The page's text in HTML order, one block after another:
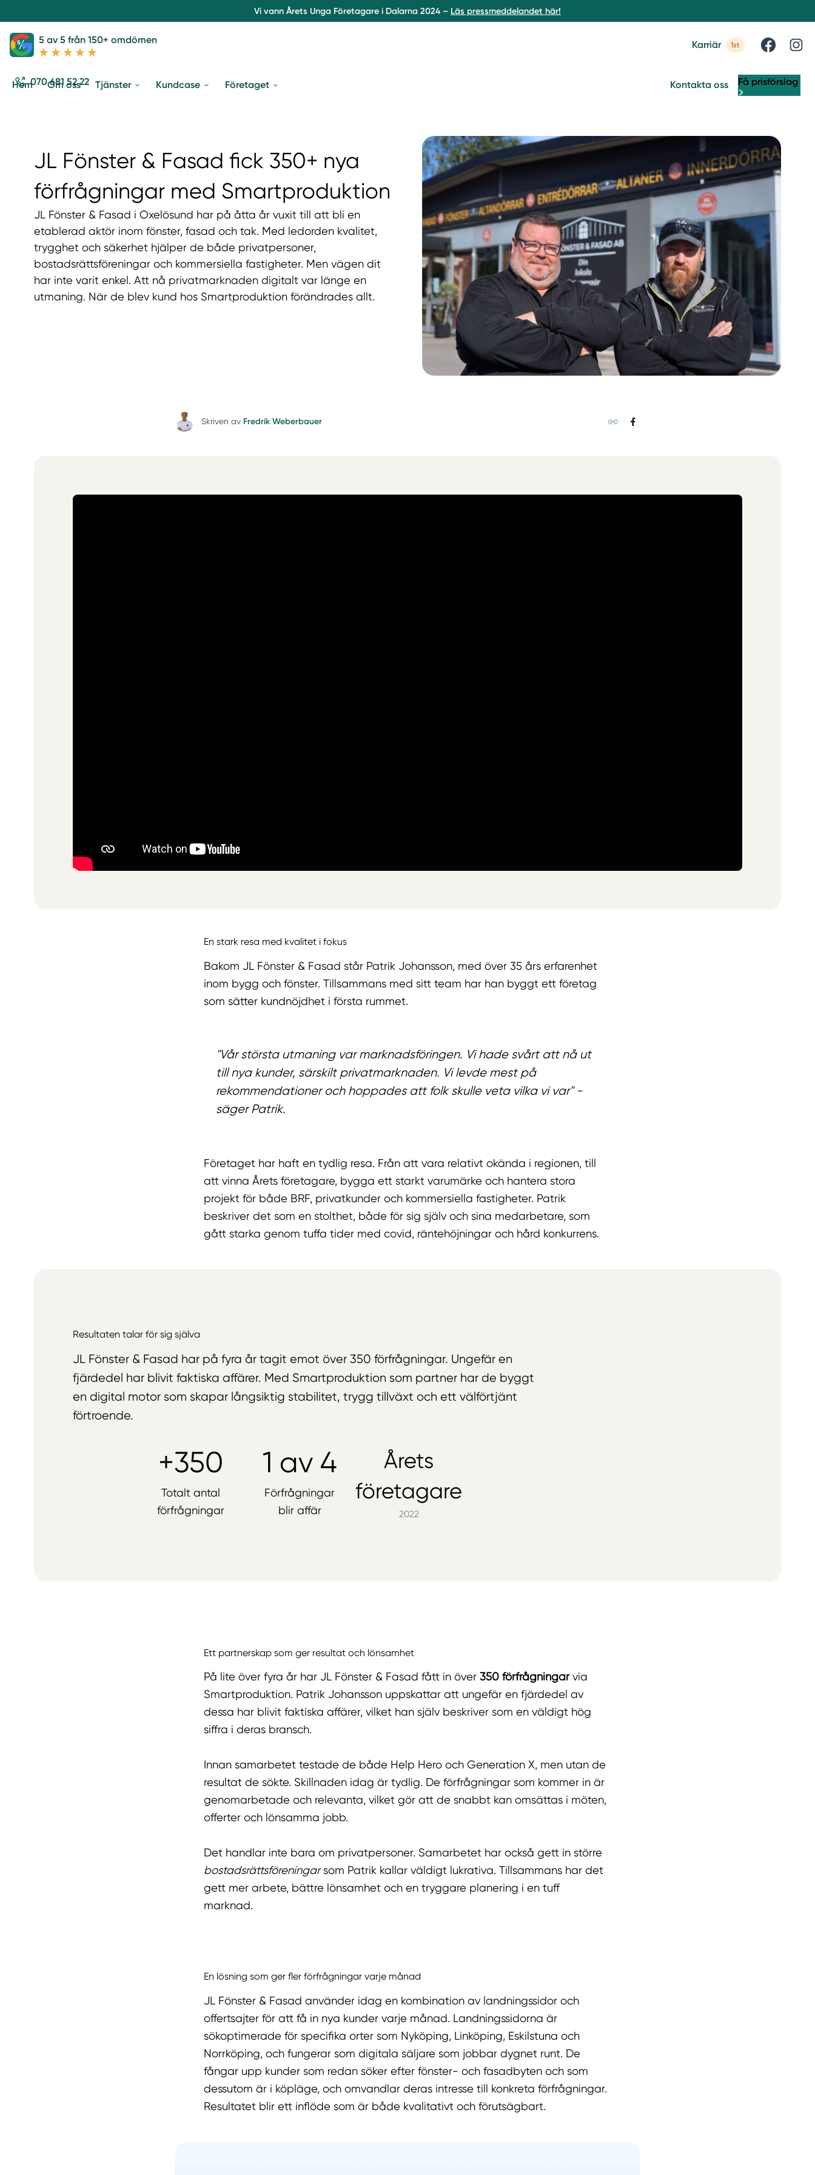
Vi vann Årets Unga Företagare i Dalarna 2024 – Läs pressmeddelandet här!
5 av 5 från 150+ omdömen Karriär 1st
Hem Om oss Tjänster Kundcase Företaget
070 681 52 22 Kontakta oss Få prisförslag
JL Fönster & Fasad fick 350+ nya
förfrågningar med Smartproduktion
JL Fönster & Fasad i Oxelösund har på åtta år vuxit till att bli en
etablerad aktör inom fönster, fasad och tak. Med ledorden kvalitet,
trygghet och säkerhet hjälper de både privatpersoner,
bostadsrättsföreningar och kommersiella fastigheter. Men vägen dit
har inte varit enkel. Att nå privatmarknaden digitalt var länge en
utmaning. När de blev kund hos Smartproduktion förändrades allt.
Skriven av Fredrik Weberbauer
En stark resa med kvalitet i fokus
Bakom JL Fönster & Fasad står Patrik Johansson, med över 35 års erfarenhet
inom bygg och fönster. Tillsammans med sitt team har han byggt ett företag
som sätter kundnöjdhet i första rummet.
"Vår största utmaning var marknadsföringen. Vi hade svårt att nå ut
till nya kunder, särskilt privatmarknaden. Vi levde mest på
rekommendationer och hoppades att folk skulle veta vilka vi var" -
säger Patrik.
Företaget har haft en tydlig resa. Från att vara relativt okända i regionen, till
att vinna Årets företagare, bygga ett starkt varumärke och hantera stora
projekt för både BRF, privatkunder och kommersiella fastigheter. Patrik
beskriver det som en stolthet, både för sig själv och sina medarbetare, som
gått starka genom tuffa tider med covid, räntehöjningar och hård konkurrens.
Resultaten talar för sig själva
JL Fönster & Fasad har på fyra år tagit emot över 350 förfrågningar. Ungefär en
fjärdedel har blivit faktiska affärer. Med Smartproduktion som partner har de byggt
en digital motor som skapar långsiktig stabilitet, trygg tillväxt och ett välförtjänt
förtroende.
+350
Totalt antal
förfrågningar
1 av 4
Förfrågningar
blir affär
Årets
företagare
2022
Ett partnerskap som ger resultat och lönsamhet
På lite över fyra år har JL Fönster & Fasad fått in över 350 förfrågningarvia
Smartproduktion. Patrik Johansson uppskattar att ungefär en fjärdedel av
dessa har blivit faktiska affärer, vilket han själv beskriver som en väldigt hög
siffra i deras bransch.
Innan samarbetet testade de både Help Hero och Generation X, men utan de
resultat de sökte. Skillnaden idag är tydlig. De förfrågningar som kommer in är
genomarbetade och relevanta, vilket gör att de snabbt kan omsättas i möten,
offerter och lönsamma jobb.
Det handlar inte bara om privatpersoner. Samarbetet har också gett in större
bostadsrättsföreningarsom Patrik kallar väldigt lukrativa. Tillsammans har det
gett mer arbete, bättre lönsamhet och en tryggare planering i en tuff
marknad.
En lösning som ger fler förfrågningar varje månad
JL Fönster & Fasad använder idag en kombination av landningssidor och
offertsajter för att få in nya kunder varje månad. Landningssidorna är
sökoptimerade för specifika orter som Nyköping, Linköping, Eskilstuna och
Norrköping, och fungerar som digitala säljare som jobbar dygnet runt. De
fångar upp kunder som redan söker efter fönster- och fasadbyten och som
dessutom är i köpläge, och omvandlar deras intresse till konkreta förfrågningar.
Resultatet blir ett inflöde som är både kvalitativt och förutsägbart.